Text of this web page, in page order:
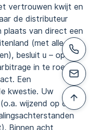
vertrouwen kwijt en
de distributeur
van direct een
(met alle
besluit u – op
in te roepen
Een
kwestie. Uw
wijzend op de
Binnen acht